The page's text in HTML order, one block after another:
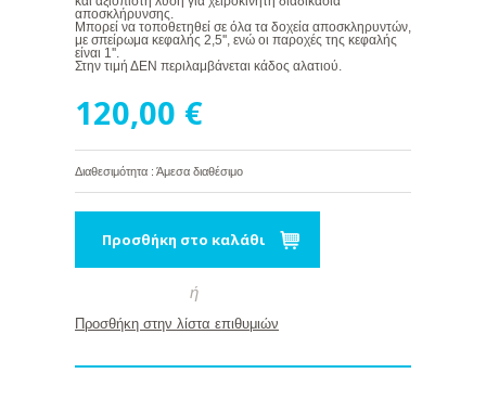
αποσκλήρυνσης.
Μπορεί να τοποθετηθεί σε όλα τα δοχεία αποσκληρυντών,
με σπείρωμα κεφαλής 2,5'', ενώ οι παροχές της κεφαλής
είναι 1''.
Στην τιμή ΔΕΝ περιλαμβάνεται κάδος αλατιού.
120,00 €
Διαθεσιμότητα : Άμεσα διαθέσιμο
Προσθήκη στο καλάθι
ή
Προσθήκη στην λίστα επιθυμιών